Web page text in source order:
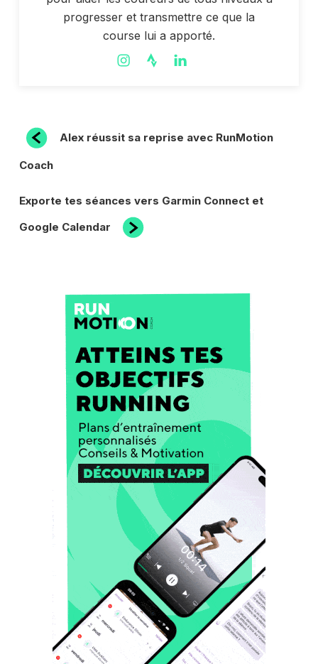
progresser et transmettre ce que la
course lui a apporté.
NAVIGATION
DE
Article
précédent
Alex réussit sa reprise avec RunMotion
Coach
Article
Exporte tes séances vers Garmin Connect et
Google Calendar